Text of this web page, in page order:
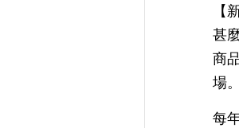
【
甚
商
場。
每